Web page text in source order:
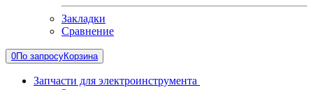
Закладки
Сравнение
0По запросуКорзина
Запчасти для электроинструмента